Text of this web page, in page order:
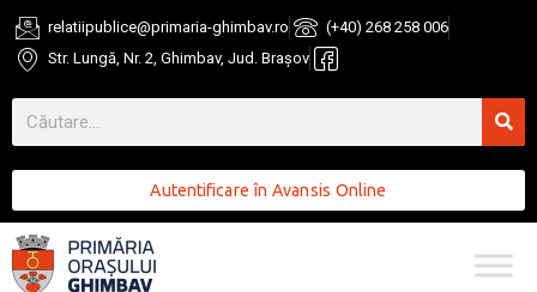
relatiipublice@primaria-ghimbav.ro
(+40) 268 258 006
Str. Lungă, Nr. 2, Ghimbav, Jud. Brașov
Autentificare în Avansis Online